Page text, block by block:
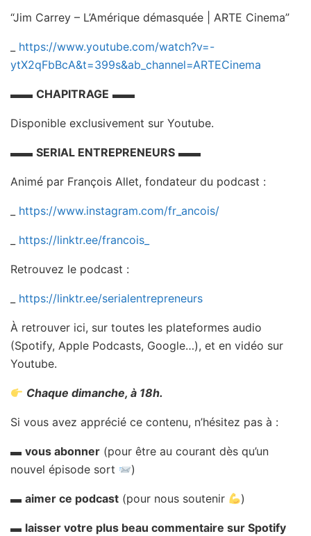
“Jim Carrey – L’Amérique démasquée | ARTE Cinema”
https://www.youtube.com/watch?v=-
ytX2qFbBcA&t=399s&ab_channel=ARTECinema
▬▬ CHAPITRAGE ▬▬
Disponible exclusivement sur Youtube.
▬▬ SERIAL ENTREPRENEURS ▬▬
Animé par François Allet, fondateur du podcast :
https://www.instagram.com/fr_ancois/
https://linktr.ee/francois_
Retrouvez le podcast :
https://linktr.ee/serialentrepreneurs
À retrouver ici, sur toutes les plateformes audio
(Spotify, Apple Podcasts, Google…), et en vidéo sur
Youtube.
Chaque dimanche, à 18h.
Si vous avez apprécié ce contenu, n’hésitez pas à :
▬ vous abonner (pour être au courant dès qu’un
nouvel épisode sort
)
▬ aimer ce podcast (pour nous soutenir )
▬ laisser votre plus beau commentaire sur Spotify